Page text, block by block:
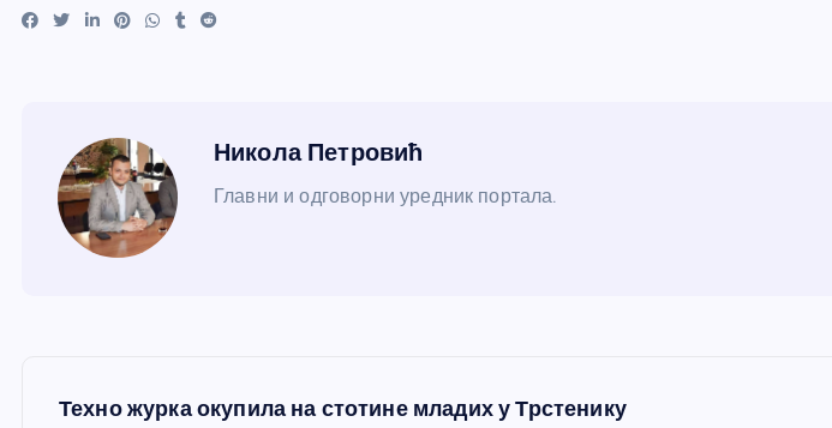
Никола Петровић
Главни и одговорни уредник портала.
Техно журка окупила на стотине младих у Трстенику